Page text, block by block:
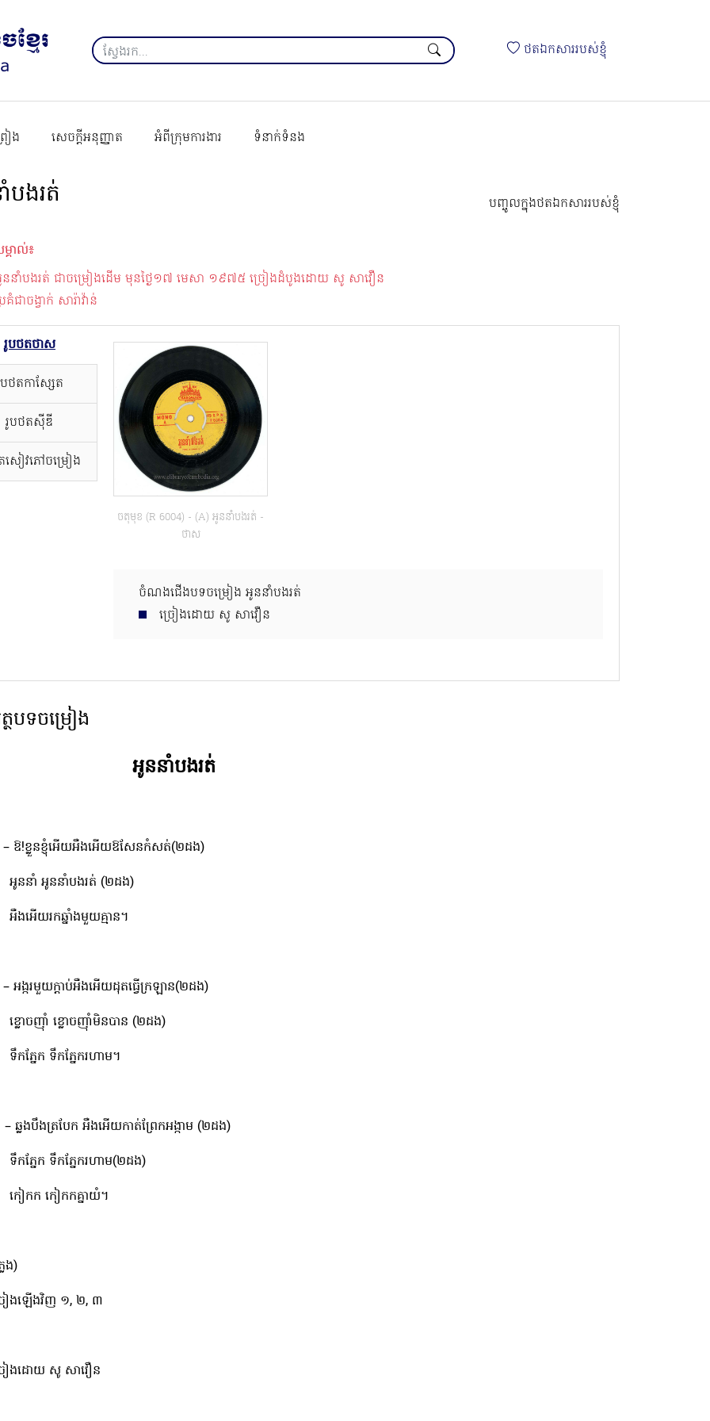
ថតឯកសាររបស់ខ្ញុំ
ៀង សេចក្ដីអនុញ្ញាត អំពីក្រុមការងារ ទំនាក់ទំនង
បងរត់ បញ្ចូលក្នុងថតឯកសាររបស់ខ្ញុំ
ាល់៖
នាំបងរត់ ជាចម្រៀងដើម មុនថ្ងៃ១៧ មេសា ១៩៧៥ ច្រៀងដំបូងដោយ​ សូ សាវឿន
គំជាចង្វាក់ សារ៉ាវ៉ាន់
រូបថតថាស
ថតកាសែ្សត
រូបថតស៊ីឌី
សៀវភៅចម្រៀង
ចតុមុខ (R 6004) - (A) អូននាំបងរត់ -
ថាស
ចំណងជើងបទចម្រៀង អូននាំបងរត់
ច្រៀងដោយ​ សូ សាវឿន
ថបទចម្រៀង
អូននាំបងរត់
ឱ!ខ្លួនខ្ញុំអើយអឺងអើយឱសែនកំសត់(២ដង)
អូននាំ អូននាំបងរត់ (២ដង)
អឺងអើយរកឆ្នាំងមួយគ្មាន។
អង្ករមួយក្តាប់អឺងអើយដុតធ្វើក្រឡាន(២ដង)
ខ្លោចញុាំ ខ្លោចញុាំមិនបាន (២ដង)
ទឹកភ្នែក ទឹកភ្នែករហាម។
ឆ្លងបឹងត្របែក អឺងអើយកាត់ព្រែកអង្កាម​ (២ដង)
​ ទឹកភ្នែក ទឹកភ្នែករហាម(២ដង)
កៀកក កៀកកគ្នាយំ។
េង)
ៀងឡើងវិញ ១, ២, ៣
ៀងដោយ សូ សាវឿន